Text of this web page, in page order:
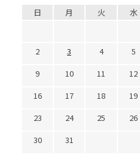
日
月 火 水
2
3 4 5
9
10 11 12
16
17 18 19
23
24 25 26
30
31